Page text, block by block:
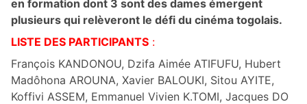
en formation dont 3 sont des dames émergent
plusieurs qui relèveront le défi du cinéma togolais.
LISTE DES PARTICIPANTS :
François KANDONOU, Dzifa Aimée ATIFUFU, Hubert
Madôhona AROUNA, Xavier BALOUKI, Sitou AYITE,
Koffivi ASSEM, Emmanuel Vivien K.TOMI, Jacques DO